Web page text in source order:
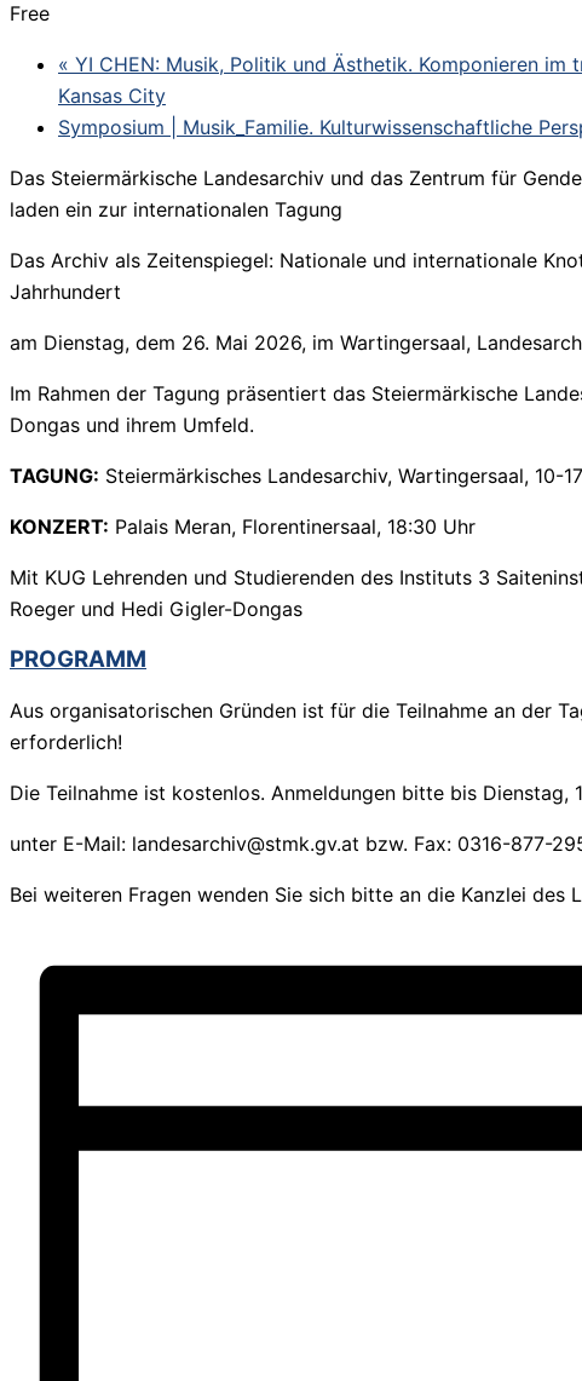
Free
« YI CHEN: Musik, Politik und Ästhetik. Komponieren
Kansas City
Symposium | Musik_Familie. Kulturwissenschaftliche
Das Steiermärkische Landesarchiv und das Zentrum für
laden ein zur internationalen Tagung
Das Archiv als Zeitenspiegel: Nationale und internationale
Jahrhundert
am Dienstag, dem 26. Mai 2026, im Wartingersaal,
Im Rahmen der Tagung präsentiert das Steiermärkische
Dongas und ihrem Umfeld.
TAGUNG: Steiermärkisches Landesarchiv, Wartingersaal, 10-
KONZERT: Palais Meran, Florentinersaal, 18:30 Uhr
Mit KUG Lehrenden und Studierenden des Instituts 3
Roeger und Hedi Gigler-Dongas
PROGRAMM
Aus organisatorischen Gründen ist für die Teilnahme an der
erforderlich!
Die Teilnahme ist kostenlos. Anmeldungen bitte bis Dienstag,
unter E-Mail: landesarchiv@stmk.gv.at bzw. Fax: 0316-877-
Bei weiteren Fragen wenden Sie sich bitte an die Kanzlei des